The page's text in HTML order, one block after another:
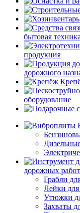
бытовая техника
продукция
дорожного
оборудование
дорожных работ
Грабли
Лейки
Утюжки
Захваты